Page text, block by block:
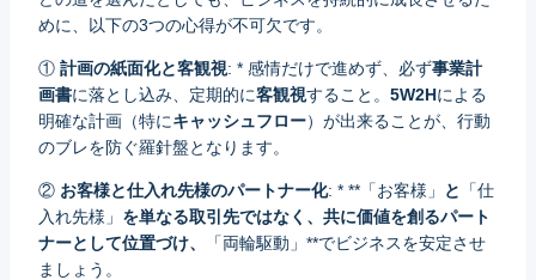
めに、以下の3つの心得が不可欠です。
① 計画の紙面化と客観視: * 感情だけで進めず、必ず事業計
画書に落とし込み、定期的に客観視すること。 5W2Hによる
明確な計画（特にキャッシュフロー）が出来ることが、行動
のブレを防ぐ羅針盤となります。
② お客様と仕入れ先様のパートナー化: * **「お客様」 と
「仕
入れ先様」 を単なる取引先ではなく、共に価値を創るパート
ナーとして位置づけ、
「両輪駆動」**でビジネスを安定させ
ましょう。